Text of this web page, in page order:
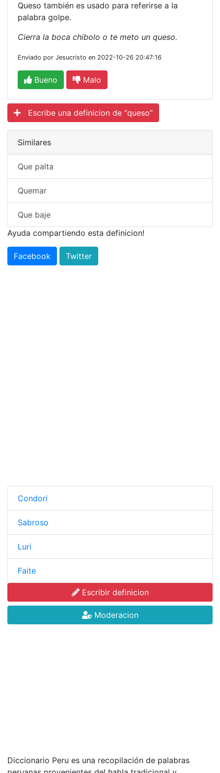
Queso también es usado para referirse a la
palabra golpe.
Cierra la boca chibolo o te meto un queso.
Enviado por Jesucristo en 2022-10-26 20:47:16
Bueno Malo
Escribe una definicion de “queso”
Similares
Que palta
Quemar
Que baje
Ayuda compartiendo esta definicion!
Facebook Twitter
Condori
Sabroso
Luri
Faite
Escribir definicion
Moderacion
Diccionario Peru es una recopilación de palabras